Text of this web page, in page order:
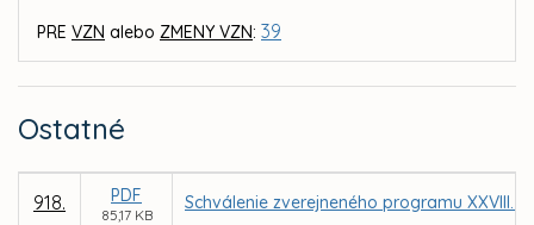
PRE VZN alebo ZMENY VZN: 39
Ostatné
918. PDF
85,17 KB
Schválenie zverejneného programu XXVIII.